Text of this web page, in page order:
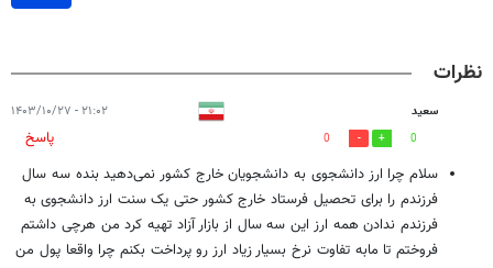
نظرات
سعید ۲۱:۰۲ - ۱۴۰۳/۱۰/۲۷
0
0
پاسخ
سلام چرا ارز دانشجوی به دانشجویان خارج کشور نمی‌دهید بنده سه سال
فرزندم را برای تحصیل فرستاد خارج کشور حتی یک سنت ارز دانشجوی به
فرزندم ندادن همه ارز این سه سال از بازار آزاد تهیه کرد من هرچی داشتم
فروختم تا مابه‌ تفاوت نرخ بسیار زیاد ارز رو پرداخت بکنم چرا واقعا پول من